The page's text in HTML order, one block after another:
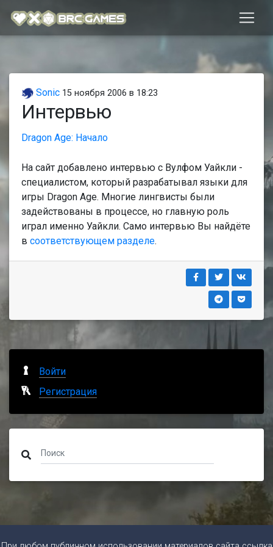
Sonic 15 ноября 2006 в 18:23
Интервью
Dragon Age: Начало
На сайт добавлено интервью с Вулфом Уайкли -
специалистом, который разрабатывал языки для
игры Dragon Age. Многие лингвисты были
задействованы в процессе, но главную роль
играл именно Уайкли. Само интервью Вы найдёте
в соответствующем разделе.
Войти
Регистрация